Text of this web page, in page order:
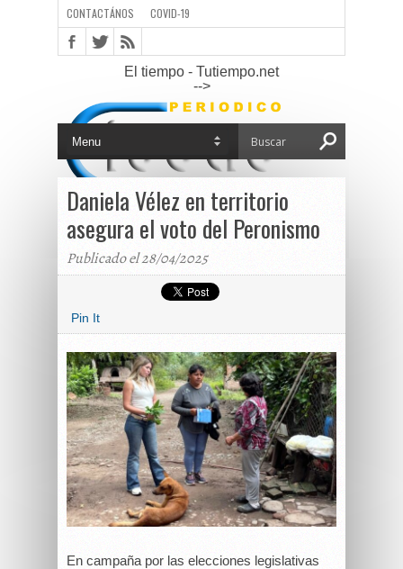
CONTACTÁNOS COVID-19
El tiempo - Tutiempo.net
-->
Daniela Vélez en territorio
asegura el voto del Peronismo
Publicado el 28/04/2025
Pin It
En campaña por las elecciones legislativas